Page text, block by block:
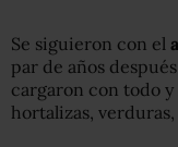
Se siguieron con el
par de años
cargaron con todo y
hortalizas,